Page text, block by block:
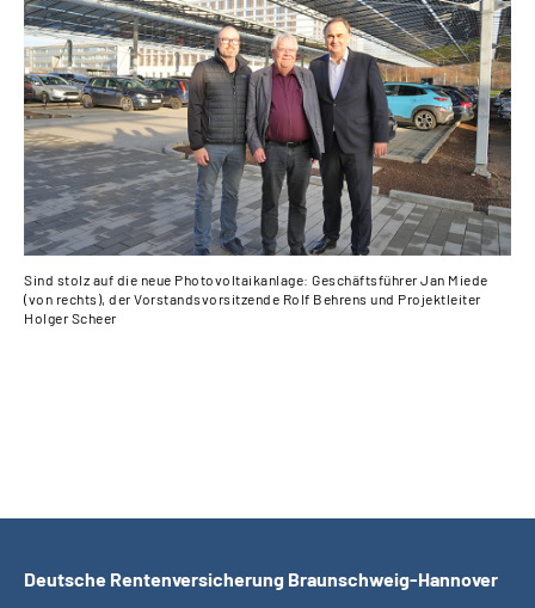
Sind stolz auf die neue Photovoltaikanlage: Geschäftsführer Jan Miede
(von rechts), der Vorstandsvorsitzende Rolf Behrens und Projektleiter
Holger Scheer
Deutsche Rentenversicherung Braunschweig-Hannover